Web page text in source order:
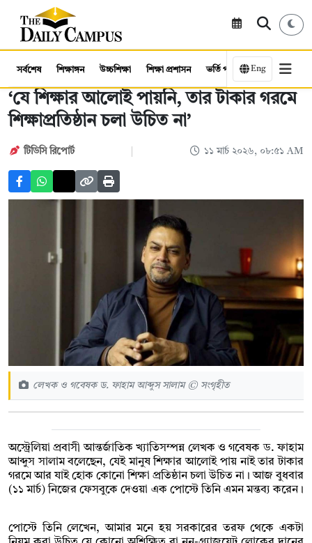
সর্বশেষ শিক্ষাঙ্গন উচ্চশিক্ষা শিক্ষা প্রশাসন ভর্তি পরীক্ষা কর্মসংস্থান
Eng
‘যে শিক্ষার আলোই পায়নি, তার টাকার গরমে
শিক্ষাপ্রতিষ্ঠান চলা উচিত না’
টিডিসি রিপোর্ট ১১ মার্চ ২০২৬, ০৮:৫১ AM
লেখক ও গবেষক ড. ফাহাম আব্দুস সালাম © সংগৃহীত
অস্ট্রেলিয়া প্রবাসী আন্তর্জাতিক খ্যাতিসম্পন্ন লেখক ও গবেষক ড. ফাহাম
আব্দুস সালাম বলেছেন, যেই মানুষ শিক্ষার আলোই পায় নাই তার টাকার
গরমে আর যাই হোক কোনো শিক্ষা প্রতিষ্ঠান চলা উচিত না। আজ বুধবার
(১১ মার্চ) নিজের ফেসবুকে দেওয়া এক পোস্টে তিনি এমন মন্তব্য করেন।
পোস্টে তিনি লেখেন, আমার মনে হয় সরকারের তরফ থেকে একটা